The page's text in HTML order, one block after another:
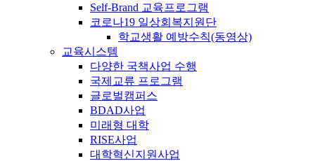
Self-Brand 교육프로그램
코로나19 일상회복지원단
학교생활 예방수칙(동영상)
교육시스템
다양한 국책사업 수행
국제교류 프로그램
글로벌캠퍼스
BDAD사업
미래형 대학
RISE사업
대학혁신지원사업